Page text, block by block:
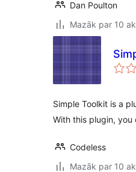
Dan Poulton
Mazāk par 10
Simple Toolkit is a
With this plugin,
Codeless
Mazāk par 10